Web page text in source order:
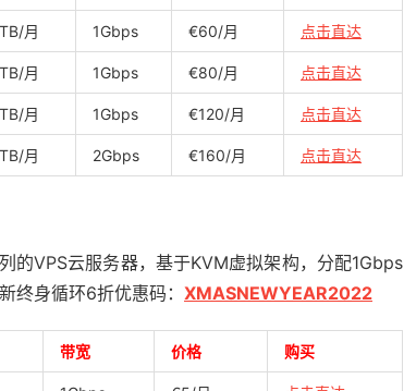
月 1Gbps €60/月 点击直达
月 1Gbps €80/月 点击直达
月 1Gbps €120/月 点击直达
月 2Gbps €160/月 点击直达
的VPS云服务器，基于KVM虚拟架构，分配1Gbps
终身循环6折优惠码： XMASNEWYEAR2022
带宽 价格 购买